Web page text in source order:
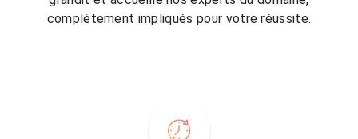
complètement impliqués pour votre réussite.